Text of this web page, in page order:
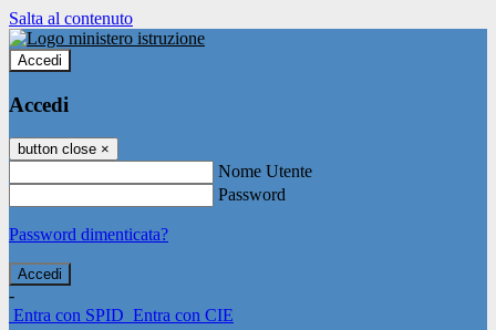
Salta al contenuto
Accedi
Accedi
button close ×
Nome Utente
Password
Password dimenticata?
-
Entra con SPID Entra con CIE